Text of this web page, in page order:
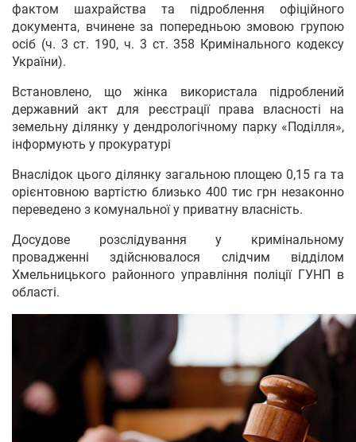
фактом шахрайства та підроблення офіційного
документа, вчинене за попередньою змовою групою
осіб (ч. 3 ст. 190, ч. 3 ст. 358 Кримінального кодексу
України).
Встановлено, що жінка використала підроблений
державний акт для реєстрації права власності на
земельну ділянку у дендрологічному парку «Поділля»,
інформують у прокуратурі
Внаслідок цього ділянку загальною площею 0,15 га та
орієнтовною вартістю близько 400 тис грн незаконно
переведено з комунальної у приватну власність.
Досудове розслідування у кримінальному
провадженні здійснювалося слідчим відділом
Хмельницького районного управління поліції ГУНП в
області.